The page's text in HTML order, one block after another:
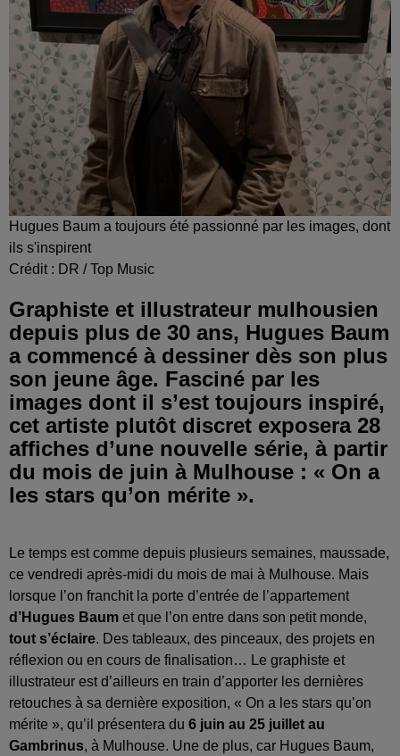
Hugues Baum a toujours été passionné par les images, dont
ils s'inspirent
Crédit : DR / Top Music
Graphiste et illustrateur mulhousien
depuis plus de 30 ans, Hugues Baum
a commencé à dessiner dès son plus
son jeune âge. Fasciné par les
images dont il s’est toujours inspiré,
cet artiste plutôt discret exposera 28
affiches d’une nouvelle série, à partir
du mois de juin à Mulhouse : « On a
les stars qu’on mérite ».
Le temps est comme depuis plusieurs semaines, maussade,
ce vendredi après-midi du mois de mai à Mulhouse. Mais
lorsque l’on franchit la porte d’entrée de l’appartement
d’Hugues Baum et que l’on entre dans son petit monde,
tout s’éclaire. Des tableaux, des pinceaux, des projets en
réflexion ou en cours de finalisation… Le graphiste et
illustrateur est d’ailleurs en train d’apporter les dernières
retouches à sa dernière exposition, « On a les stars qu’on
mérite », qu’il présentera du 6 juin au 25 juillet au
Gambrinus, à Mulhouse. Une de plus, car Hugues Baum,